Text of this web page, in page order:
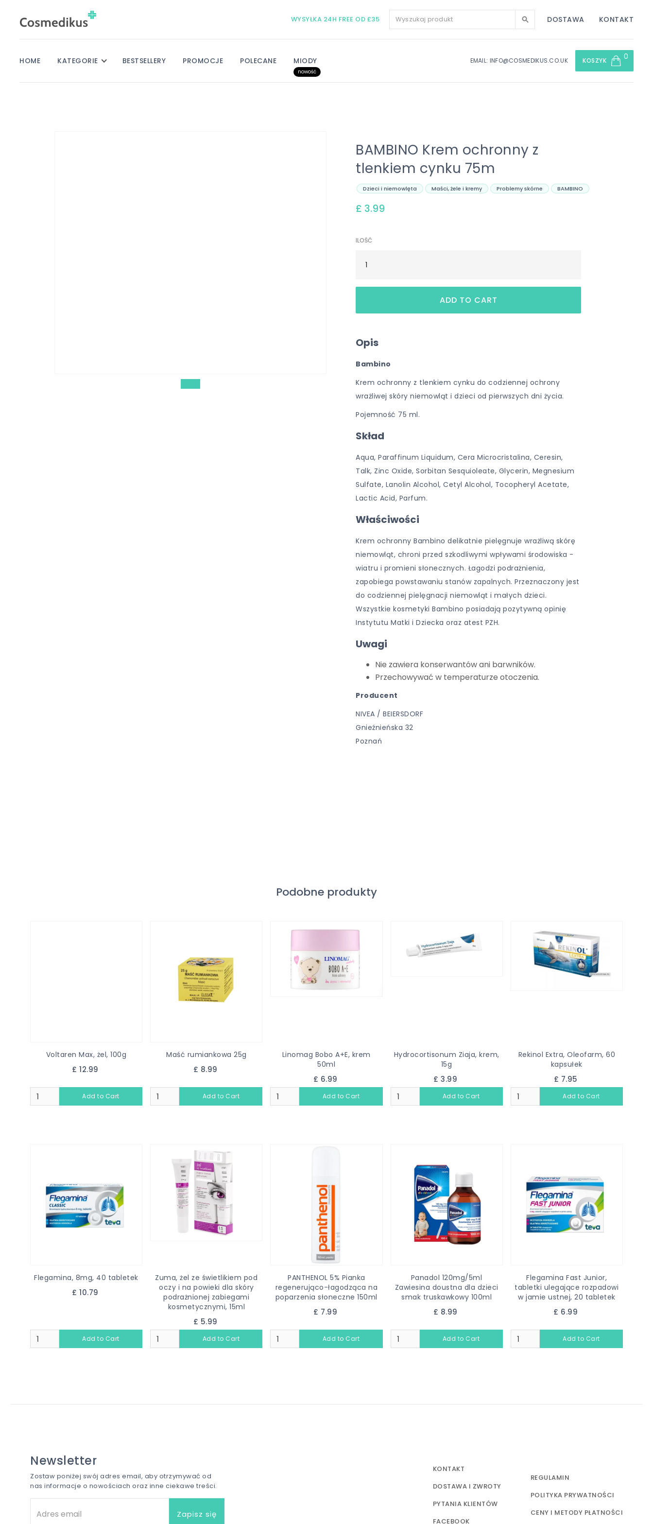
WYSYŁKA 24H FREE OD £35 DOSTAWA KONTAKT
HOME KATEGORIE BESTSELLERY PROMOCJE POLECANE MIODY
nowość
EMAIL: INFO@COSMEDIKUS.CO.UK KOSZYK 0
BAMBINO Krem ochronny z
tlenkiem cynku 75m
Dzieci i niemowlęta Maści, żele i kremy Problemy skórne BAMBINO
£ 3.99
ILOŚĆ
Opis
Bambino
Krem ochronny z tlenkiem cynku do codziennej ochrony
wrażliwej skóry niemowląt i dzieci od pierwszych dni życia.
Pojemność 75 ml.
Skład
Aqua, Paraffinum Liquidum, Cera Microcristalina, Ceresin,
Talk, Zinc Oxide, Sorbitan Sesquioleate, Glycerin, Megnesium
Sulfate, Lanolin Alcohol, Cetyl Alcohol, Tocopheryl Acetate,
Lactic Acid, Parfum.
Właściwości
Krem ochronny Bambino delikatnie pielęgnuje wrażliwą skórę
niemowląt, chroni przed szkodliwymi wpływami środowiska -
wiatru i promieni słonecznych. Łagodzi podrażnienia,
zapobiega powstawaniu stanów zapalnych. Przeznaczony jest
do codziennej pielęgnacji niemowląt i małych dzieci.
Wszystkie kosmetyki Bambino posiadają pozytywną opinię
Instytutu Matki i Dziecka oraz atest PZH.
Uwagi
Nie zawiera konserwantów ani barwników.
Przechowywać w temperaturze otoczenia.
Producent
NIVEA / BEIERSDORF
Gnieźnieńska 32
Poznań
Podobne produkty
Voltaren Max, żel, 100g
£ 12.99
Maść rumiankowa 25g
£ 8.99
Linomag Bobo A+E, krem
50ml
£ 6.99
Hydrocortisonum Ziaja, krem,
15g
£ 3.99
Rekinol Extra, Oleofarm, 60
kapsułek
£ 7.95
Flegamina, 8mg, 40 tabletek
£ 10.79
Zuma, żel ze świetlikiem pod
oczy i na powieki dla skóry
podrażnionej zabiegami
kosmetycznymi, 15ml
£ 5.99
PANTHENOL 5% Pianka
regenerująco-łagodząca na
poparzenia słoneczne 150ml
£ 7.99
Panadol 120mg/5ml
Zawiesina doustna dla dzieci
smak truskawkowy 100ml
£ 8.99
Flegamina Fast Junior,
tabletki ulegające rozpadowi
w jamie ustnej, 20 tabletek
£ 6.99
Newsletter
Zostaw poniżej swój adres email, aby otrzymywać od
nas informacje o nowościach oraz inne ciekawe treści.
KONTAKT
DOSTAWA I ZWROTY
PYTANIA KLIENTÓW
FACEBOOK
REGULAMIN
POLITYKA PRYWATNOŚCI
CENY I METODY PŁATNOŚCI